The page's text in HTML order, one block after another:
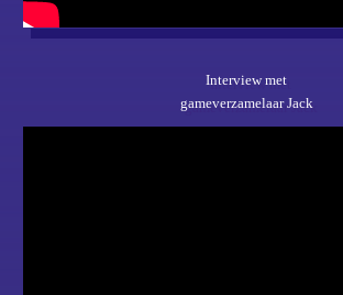
Interview met
gameverzamelaar Jack